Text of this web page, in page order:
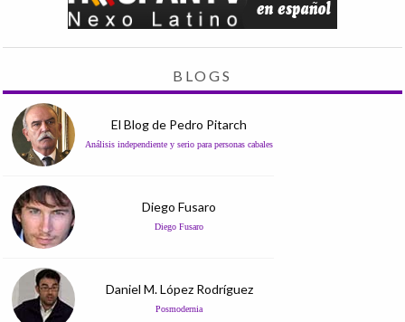
BLOGS
El Blog de Pedro Pitarch
Análisis independiente y serio para personas cabales
Diego Fusaro
Diego Fusaro
Daniel M. López Rodríguez
Posmodernia